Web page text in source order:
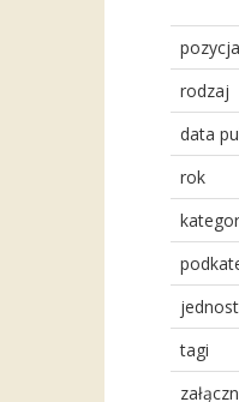
pozycja
rodzaj
data
rok
tagi